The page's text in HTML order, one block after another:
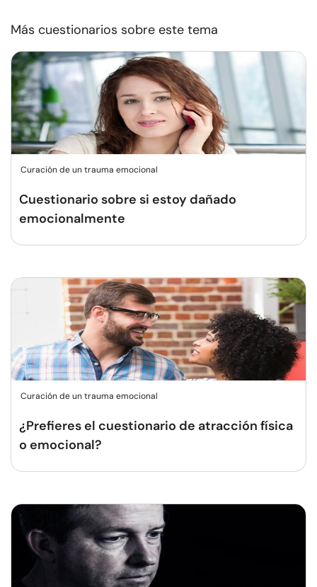
Más cuestionarios sobre este tema
Curación de un trauma emocional
Cuestionario sobre si estoy dañado
emocionalmente
Curación de un trauma emocional
¿Prefieres el cuestionario de atracción física
o emocional?